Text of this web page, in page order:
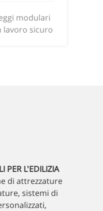
modulari
lavoro sicuro
PER L'EDILIZIA
di attrezzature
sistemi di